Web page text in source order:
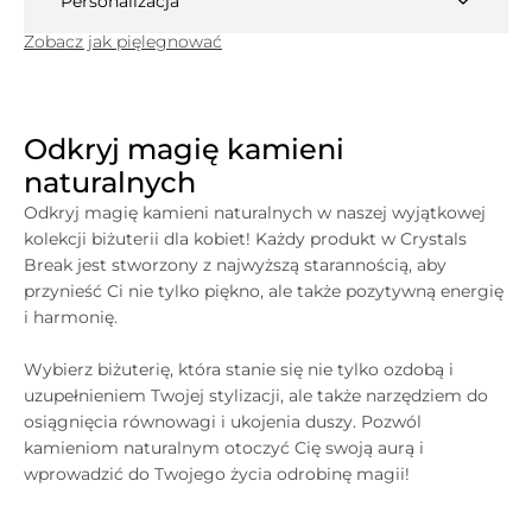
Zobacz jak pięlegnować
Odkryj magię kamieni
naturalnych
Odkryj magię kamieni naturalnych w naszej wyjątkowej
kolekcji biżuterii dla kobiet! Każdy produkt w Crystals
Break jest stworzony z najwyższą starannością, aby
przynieść Ci nie tylko piękno, ale także pozytywną energię
i harmonię.
Wybierz biżuterię, która stanie się nie tylko ozdobą i
uzupełnieniem Twojej stylizacji, ale także narzędziem do
osiągnięcia równowagi i ukojenia duszy. Pozwól
kamieniom naturalnym otoczyć Cię swoją aurą i
wprowadzić do Twojego życia odrobinę magii!